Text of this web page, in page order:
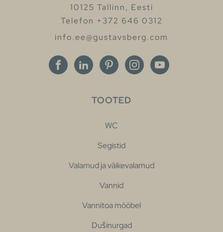
10125 Tallinn, Eesti
Telefon +372 646 0312
info.ee@gustavsberg.com
TOOTED
WC
Segistid
Valamud ja väikevalamud
Vannid
Vannitoa mööbel
Dušinurgad